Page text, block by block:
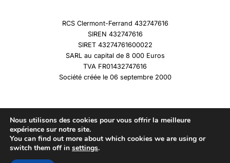
RCS Clermont-Ferrand 432747616
SIREN 432747616
SIRET 43274761600022
SARL au capital de 8 000 Euros
TVA FR01432747616
Société créée le 06 septembre 2000
Copyright © 2026 Marqueshistoire
Nous utilisons des cookies pour vous offrir la meilleure
expérience sur notre site.
You can find out more about which cookies we are using or
switch them off in settings.